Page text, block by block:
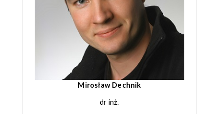
Mirosław Dechnik
dr inż.